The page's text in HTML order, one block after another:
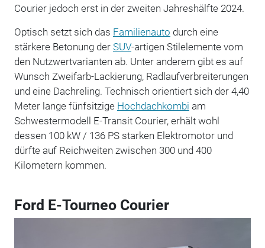
Courier jedoch erst in der zweiten Jahreshälfte 2024.
Optisch setzt sich das Familienauto durch eine
stärkere Betonung der SUV-artigen Stilelemente vom
den Nutzwertvarianten ab. Unter anderem gibt es auf
Wunsch Zweifarb-Lackierung, Radlaufverbreiterungen
und eine Dachreling. Technisch orientiert sich der 4,40
Meter lange fünfsitzige Hochdachkombi am
Schwestermodell E-Transit Courier, erhält wohl
dessen 100 kW / 136 PS starken Elektromotor und
dürfte auf Reichweiten zwischen 300 und 400
Kilometern kommen.
Ford E-Tourneo Courier